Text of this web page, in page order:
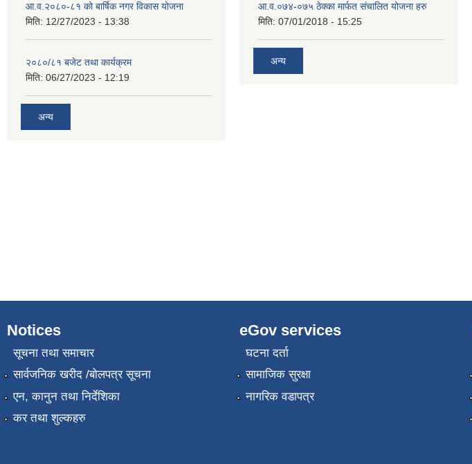
आ.व.२०८०-८१ को बार्षिक नगर विकास योजना
मिति: 12/27/2023 - 13:38
२०८०/८१ बजेट तथा कार्यक्रम
मिति: 06/27/2023 - 12:19
अन्य
आ.व.०७४-०७५ ठेक्का मार्फत संचालित योजना हरु
मिति: 07/01/2018 - 15:25
अन्य
Notices
सूचना तथा समाचार
सार्वजनिक खरीद /बोलपत्र सूचना
एन, कानुन तथा निर्देशिका
कर तथा शुल्कहरु
eGov services
घटना दर्ता
सामाजिक सुरक्षा
नागरिक वडापत्र